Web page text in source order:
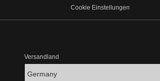
Cookie Einstellungen
Versandland